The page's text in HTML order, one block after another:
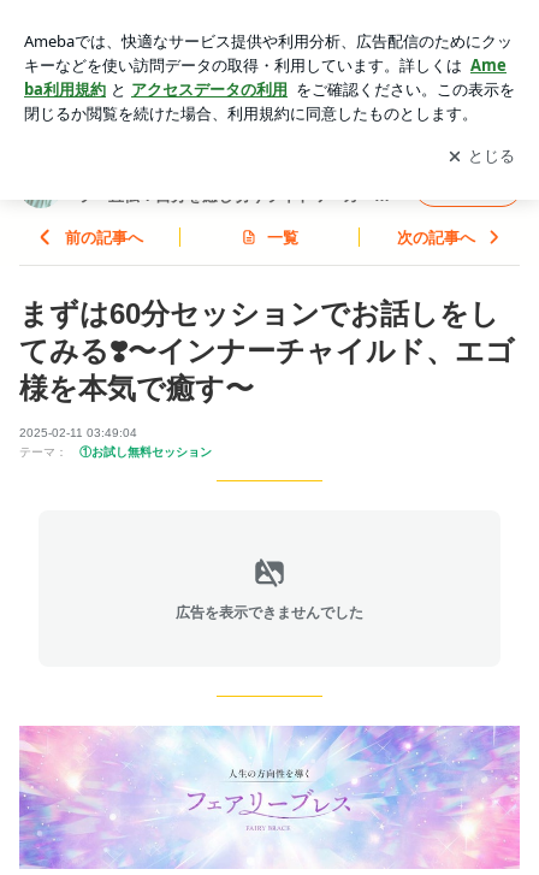
ルド、エゴ様を本気で癒す〜 | インナーチャイルド専門スピリ
チュアルヒーラー直伝！自分を癒し切りライトワーカーとして
ありのままに生きる方法
アプリをダウンロードして ブログの更新通知
を受け取りまし
ょう。
開く
ラー直伝！自分を癒し切りライトワーカーと
前の記事へ 一覧 次の記事へ
まずは60分セッションでお話しをし
てみる❣️〜インナーチャイルド、エゴ
様を本気で癒す〜
2025-02-11 03:49:04
テーマ：
①お試し無料セッション
広告を表示できませんでした